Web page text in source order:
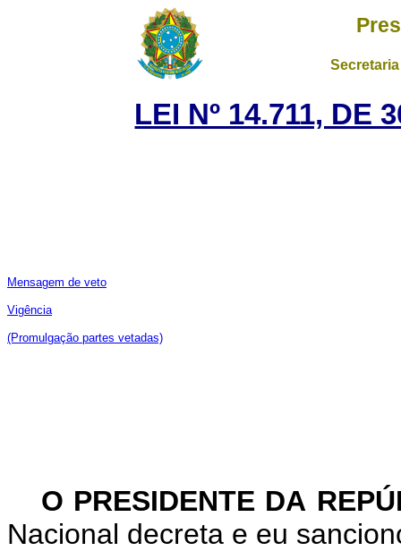
LEI Nº 14.711, DE
Mensagem de veto
Vigência
(Promulgação partes vetadas)
O PRESIDENTE DA
Nacional decreta e eu